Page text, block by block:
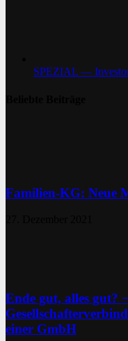
SPEZIAL —
Familien-KG: Neue
Ende gut, alles gut? −
einer GmbH